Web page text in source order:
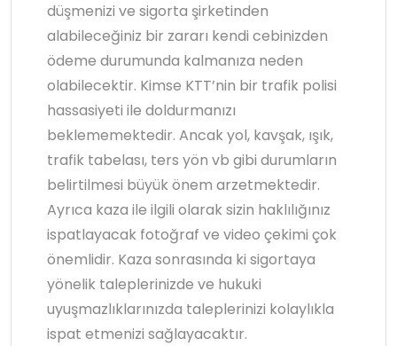
düşmenizi ve sigorta şirketinden
alabileceğiniz bir zararı kendi cebinizden
ödeme durumunda kalmanıza neden
olabilecektir. Kimse KTT’nin bir trafik polisi
hassasiyeti ile doldurmanızı
beklememektedir. Ancak yol, kavşak, ışık,
trafik tabelası, ters yön vb gibi durumların
belirtilmesi büyük önem arzetmektedir.
Ayrıca kaza ile ilgili olarak sizin haklılığınız
ispatlayacak fotoğraf ve video çekimi çok
önemlidir. Kaza sonrasında ki sigortaya
yönelik taleplerinizde ve hukuki
uyuşmazlıklarınızda taleplerinizi kolaylıkla
ispat etmenizi sağlayacaktır.